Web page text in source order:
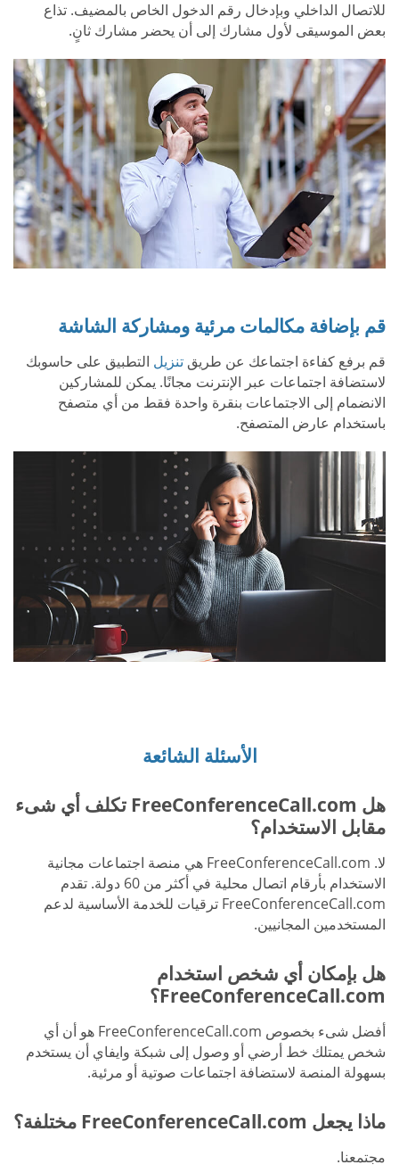
للاتصال الداخلي وبإدخال رقم الدخول الخاص بالمضيف. تذاع
بعض الموسيقى لأول مشارك إلى أن يحضر مشارك ثانٍ.
قم بإضافة مكالمات مرئية ومشاركة الشاشة
قم برفع كفاءة اجتماعك عن طريق تنزيل التطبيق على حاسوبك
لاستضافة اجتماعات عبر الإنترنت مجانًا. يمكن للمشاركين
الانضمام إلى الاجتماعات بنقرة واحدة فقط من أي متصفح
باستخدام عارض المتصفح.
الأسئلة الشائعة
هل FreeConferenceCall.com تكلف أي شىء
مقابل الاستخدام؟
لا. FreeConferenceCall.com هي منصة اجتماعات مجانية
الاستخدام بأرقام اتصال محلية في أكثر من 60 دولة. تقدم
FreeConferenceCall.com ترقيات للخدمة الأساسية لدعم
المستخدمين المجانيين.
هل بإمكان أي شخص استخدام
FreeConferenceCall.com؟
أفضل شىء بخصوص FreeConferenceCall.com هو أن أي
شخص يمتلك خط أرضي أو وصول إلى شبكة وايفاي أن يستخدم
بسهولة المنصة لاستضافة اجتماعات صوتية أو مرئية.
ماذا يجعل FreeConferenceCall.com مختلفة؟
مجتمعنا.